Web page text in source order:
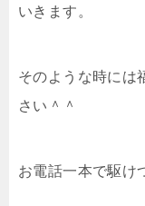
いきます。
そのような時には
さい＾＾
お電話一本で駆け